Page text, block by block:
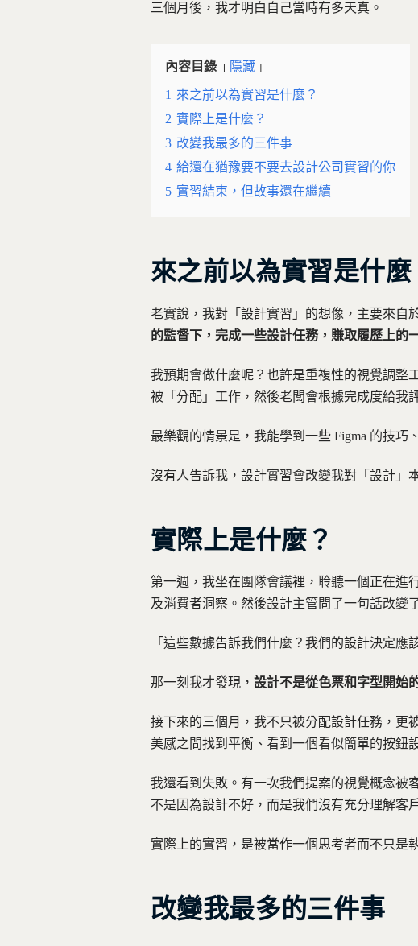
三個月後，我才明白自己當時有多天真。
內容目錄 隱藏
1 來之前以為實習是什麼？
2 實際上是什麼？
3 改變我最多的三件事
4 給還在猶豫要不要去設計公司實習的你
5 實習結束，但故事還在繼續
來之前以為實習是什麼
老實說，我對「設計實習」的想像，主要來自
的監督下，完成一些設計任務，賺取履歷上的
我預期會做什麼呢？也許是重複性的視覺調整
被「分配」工作，然後老闆會根據完成度給我
最樂觀的情景是，我能學到一些 Figma 的技
沒有人告訴我，設計實習會改變我對「設計」
實際上是什麼？
第一週，我坐在團隊會議裡，聆聽一個正在進
及消費者洞察。然後設計主管問了一句話改變
「這些數據告訴我們什麼？我們的設計決定應
那一刻我才發現， 設計不是從色票和字型開始
接下來的三個月，我不只被分配設計任務，更
美感之間找到平衡、看到一個看似簡單的按鈕
我還看到失敗。有一次我們提案的視覺概念被
不是因為設計不好，而是我們沒有充分理解客
實際上的實習，是被當作一個思考者而不只是
改變我最多的三件事